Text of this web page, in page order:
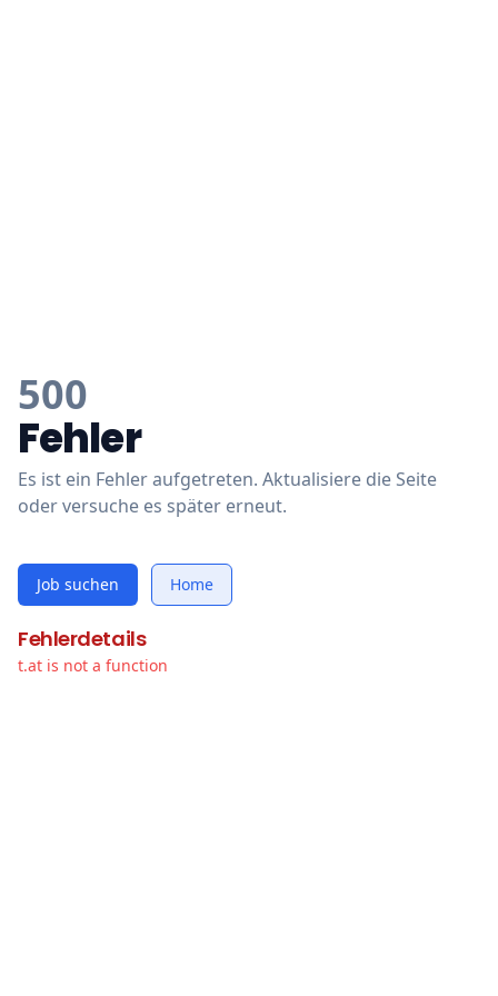
500
Fehler
Es ist ein Fehler aufgetreten. Aktualisiere die Seite
oder versuche es später erneut.
Job suchen Home
Fehlerdetails
t.at is not a function